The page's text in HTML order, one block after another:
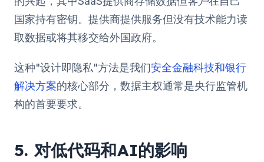
国家持有密钥。提供商提供服务但没有技术能力读
取数据或将其移交给外国政府。
这种"设计即隐私"方法是我们安全金融科技和银行
解决方案的核心部分，数据主权通常是央行监管机
构的首要要求。
5. 对低代码和AI的影响